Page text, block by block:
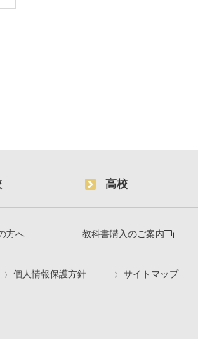
高校
方へ 教科書購入のご案内
個人情報保護方針 サイトマップ